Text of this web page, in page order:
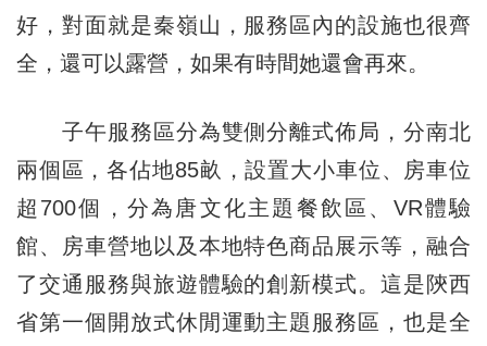
好，對面就是秦嶺山，服務區內的設施也很齊
全，還可以露營，如果有時間她還會再來。
子午服務區分為雙側分離式佈局，分南北
兩個區，各佔地85畝，設置大小車位、房車位
超700個，分為唐文化主題餐飲區、VR體驗
館、房車營地以及本地特色商品展示等，融合
了交通服務與旅遊體驗的創新模式。這是陝西
省第一個開放式休閒運動主題服務區，也是全